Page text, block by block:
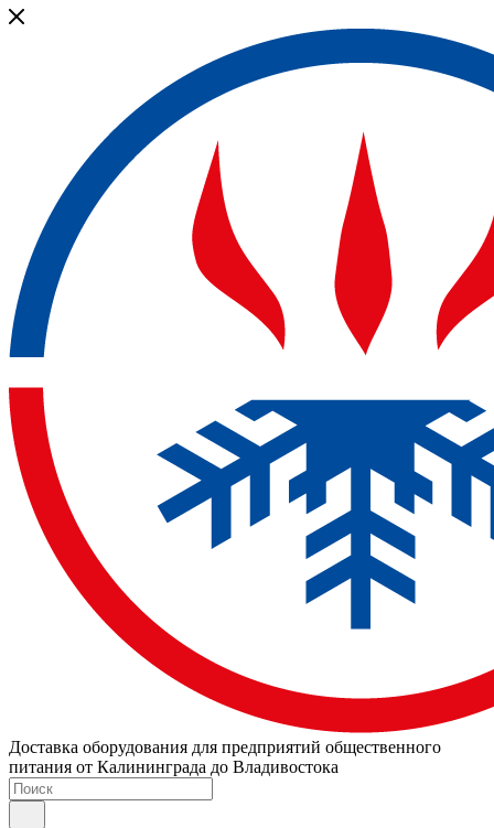
Доставка оборудования для предприятий общественного
питания от Калининграда до Владивостока